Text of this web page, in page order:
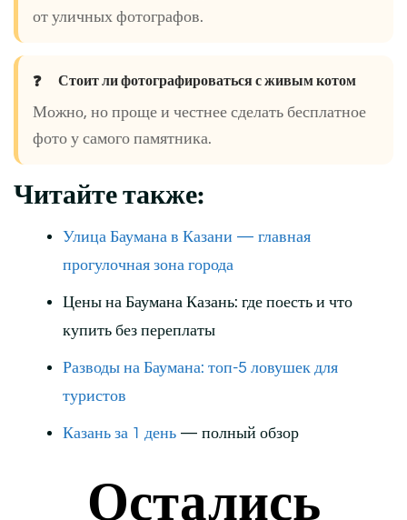
от уличных фотографов.
Стоит ли фотографироваться с живым котом
Можно, но проще и честнее сделать бесплатное
фото у самого памятника.
Читайте также:
Улица Баумана в Казани — главная
прогулочная зона города
Цены на Баумана Казань: где поесть и что
купить без переплаты
Разводы на Баумана: топ-5 ловушек для
туристов
Казань за 1 день — полный обзор
Остались